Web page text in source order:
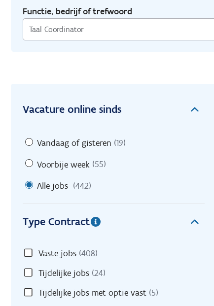
Functie, bedrijf of trefwoord
Vacature online sinds
Vandaag of gisteren (19)
Voorbije week (55)
Alle jobs (442)
Type Contract
Vaste jobs (408)
Tijdelijke jobs (24)
Tijdelijke jobs met optie vast (5)